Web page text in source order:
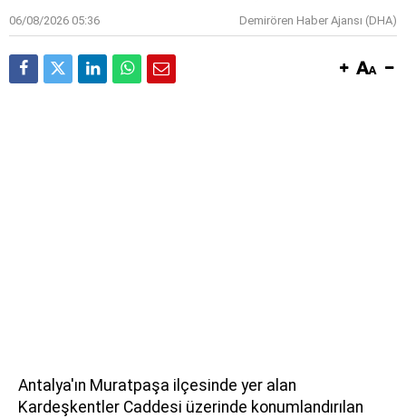
06/08/2026 05:36 Demirören Haber Ajansı (DHA)
Antalya'ın Muratpaşa ilçesinde yer alan
Kardeşkentler Caddesi üzerinde konumlandırılan